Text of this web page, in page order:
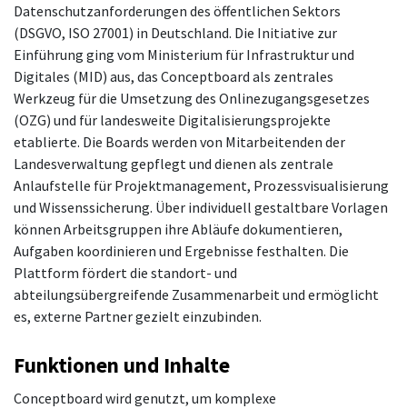
Datenschutzanforderungen des öffentlichen Sektors
(DSGVO, ISO 27001) in Deutschland. Die Initiative zur
Einführung ging vom Ministerium für Infrastruktur und
Digitales (MID) aus, das Conceptboard als zentrales
Werkzeug für die Umsetzung des Onlinezugangsgesetzes
(OZG) und für landesweite Digitalisierungsprojekte
etablierte. Die Boards werden von Mitarbeitenden der
Landesverwaltung gepflegt und dienen als zentrale
Anlaufstelle für Projektmanagement, Prozessvisualisierung
und Wissenssicherung. Über individuell gestaltbare Vorlagen
können Arbeitsgruppen ihre Abläufe dokumentieren,
Aufgaben koordinieren und Ergebnisse festhalten. Die
Plattform fördert die standort- und
abteilungsübergreifende Zusammenarbeit und ermöglicht
es, externe Partner gezielt einzubinden.
Funktionen und Inhalte
Conceptboard wird genutzt, um komplexe